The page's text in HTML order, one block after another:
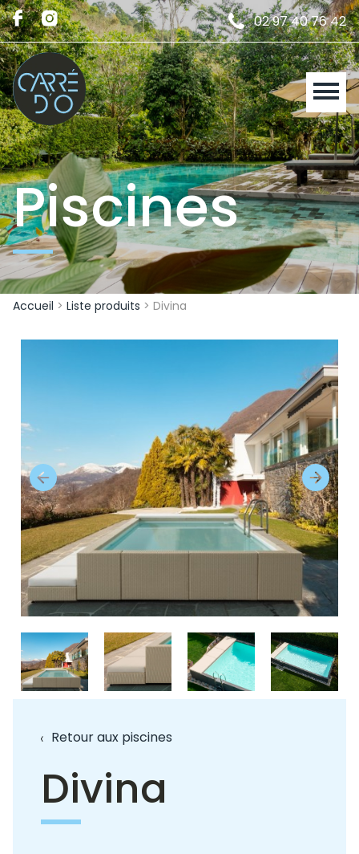
02 97 40 76 42
Piscines
Accueil > Liste produits > Divina
Retour aux piscines
Divina